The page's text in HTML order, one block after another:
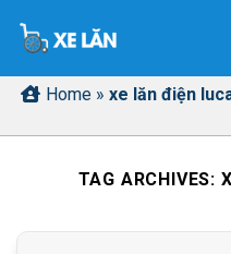
Home » xe lăn điện
TAG ARCHIVES: